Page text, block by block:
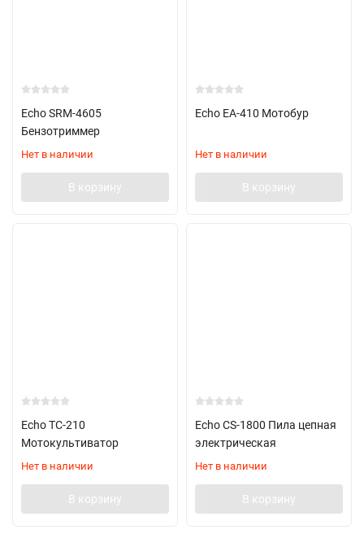
Echo SRM-4605
Бензотриммер
Нет в наличии
В корзину
Echo EA-410 Мотобур
Нет в наличии
В корзину
Echo TC-210
Мотокультиватор
Нет в наличии
В корзину
Echo CS-1800 Пила цепная
электрическая
Нет в наличии
В корзину